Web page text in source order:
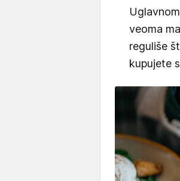
veoma
reguliše
kupujete